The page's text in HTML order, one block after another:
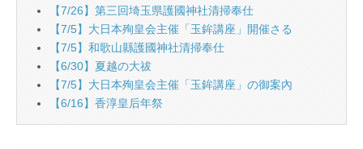
【7/26】第三回埼玉県護國神社清掃奉仕
【7/5】大日本殉皇会主催「玉鉾講座」開催さる
【7/5】和歌山縣護國神社清掃奉仕
【6/30】夏越の大祓
【7/5】大日本殉皇会主催「玉鉾講座」の御案內
【6/16】香淳皇后年祭